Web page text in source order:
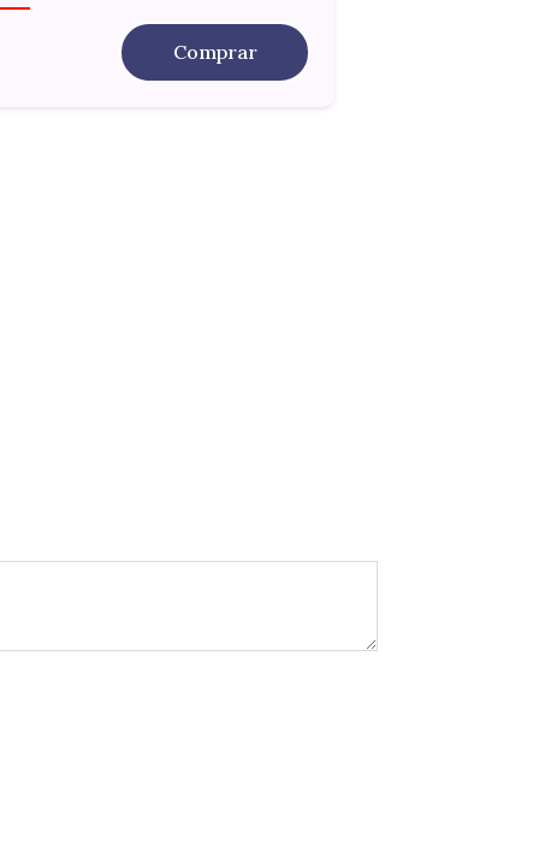
Comprar